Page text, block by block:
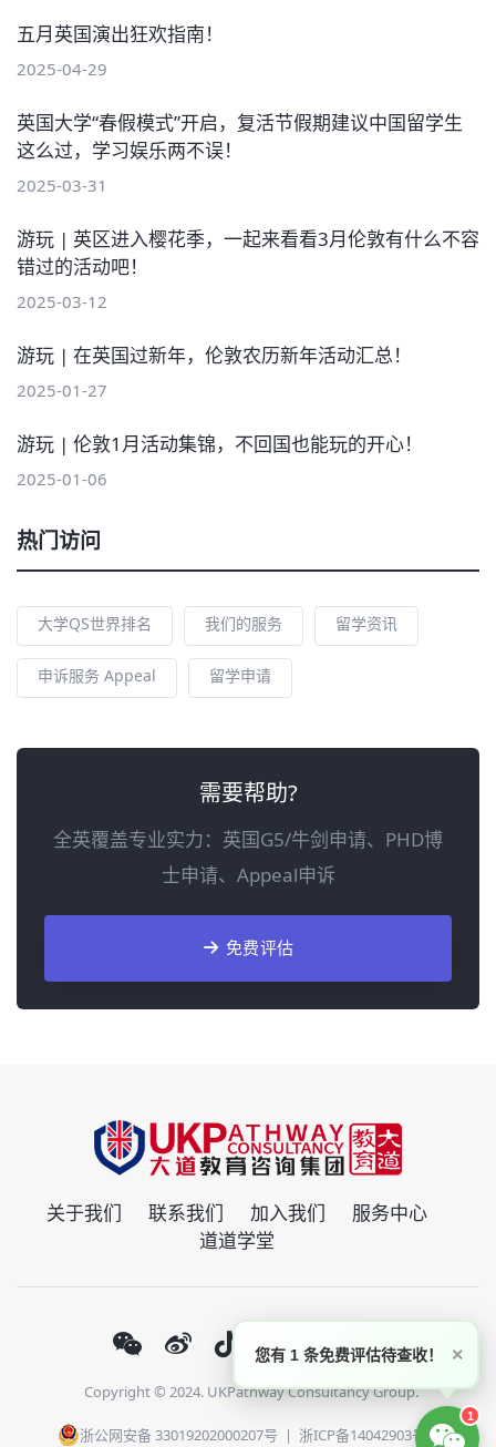
五月英国演出狂欢指南！
2025-04-29
英国大学“春假模式”开启，复活节假期建议中国留学生
这么过，学习娱乐两不误！
2025-03-31
游玩 | 英区进入樱花季，一起来看看3月伦敦有什么不容
错过的活动吧！
2025-03-12
游玩 | 在英国过新年，伦敦农历新年活动汇总！
2025-01-27
游玩 | 伦敦1月活动集锦，不回国也能玩的开心！
2025-01-06
热门访问
大学QS世界排名 我们的服务 留学资讯
申诉服务 Appeal 留学申请
需要帮助?
全英覆盖专业实力：英国G5/牛剑申请、PHD博
士申请、Appeal申诉
免费评估
关于我们 联系我们 加入我们
服务中心
道道学堂
Copyright © 2024. UKPathway Consultancy Group.
浙公网安备 33019202000207号 | 浙ICP备14042903号-1
×
您有 1 条免费评估待查收！
1